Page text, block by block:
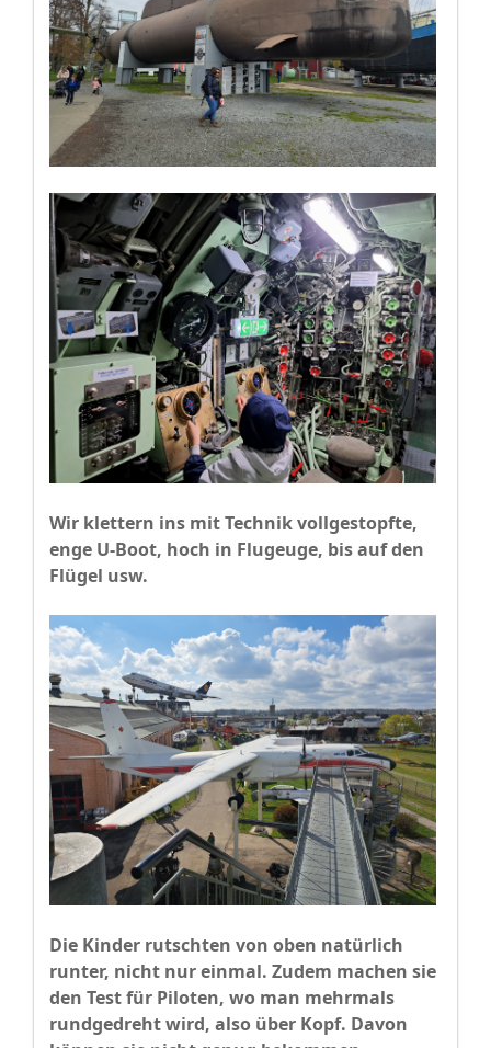
Wir klettern ins mit Technik vollgestopfte,
enge U-Boot, hoch in Flugeuge, bis auf den
Flügel usw.
Die Kinder rutschten von oben natürlich
runter, nicht nur einmal. Zudem machen sie
den Test für Piloten, wo man mehrmals
rundgedreht wird, also über Kopf. Davon